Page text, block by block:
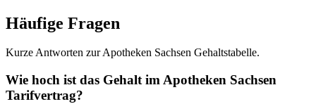
Häufige Fragen
Kurze Antworten zur Apotheken Sachsen Gehaltstabelle.
Wie hoch ist das Gehalt im Apotheken Sachsen
Tarifvertrag?